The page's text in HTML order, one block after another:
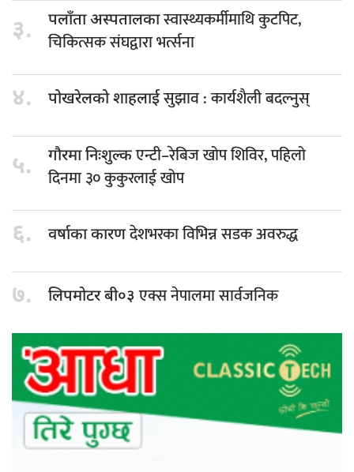
३. पलाँता अस्पतालकास्वास्थ्यकर्मीमाथि कुटपिट,
चिकित्सक संघद्वारा भर्त्सना
४. पोखरेलको शाहलाईसुझाव : कार्यशैली बदल्नुस्
५. गौरमा निःशुल्कएन्टी–रेबिज खोप शिविर, पहिलो
दिनमा ३० कुकुरलाई खोप
६. वर्षाका कारणदेशभरका विभिन्न सडक अवरुद्ध
७. लिपमोटर बी०३एक्स नेपालमा सार्वजनिक